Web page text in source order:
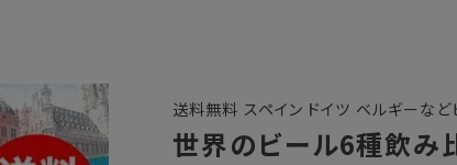
送料無料 スペイン ドイツ ベルギーなど
世界のビール6種飲み